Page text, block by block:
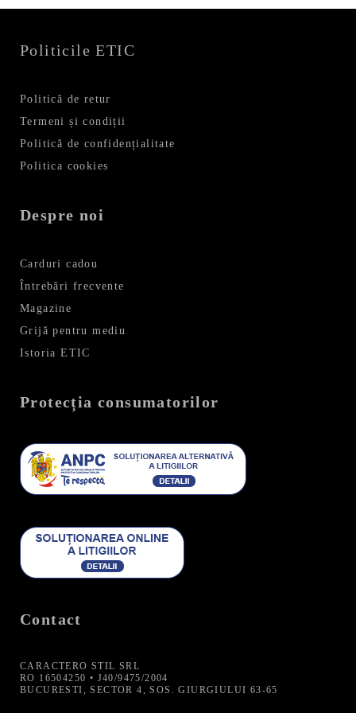
Politicile ETIC
Politică de retur
Termeni și condiții
Politică de confidențialitate
Politica cookies
Despre noi
Carduri cadou
Întrebări frecvente
Magazine
Grijă pentru mediu
Istoria ETIC
Protecția consumatorilor
Contact
CARACTERO STIL SRL
RO 16504250 • J40/9475/2004
BUCURESTI, SECTOR 4, SOS. GIURGIULUI 63-65